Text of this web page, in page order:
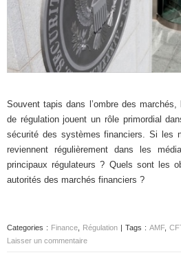
Souvent tapis dans l’ombre des
de régulation jouent un rôle primordial
sécurité des systèmes financiers. Si les
reviennent régulièrement dans les
principaux régulateurs ? Quels sont les
autorités des marchés financiers ?
Categories : Finance Régulation | Tags : AMF,
Laisser un commentaire